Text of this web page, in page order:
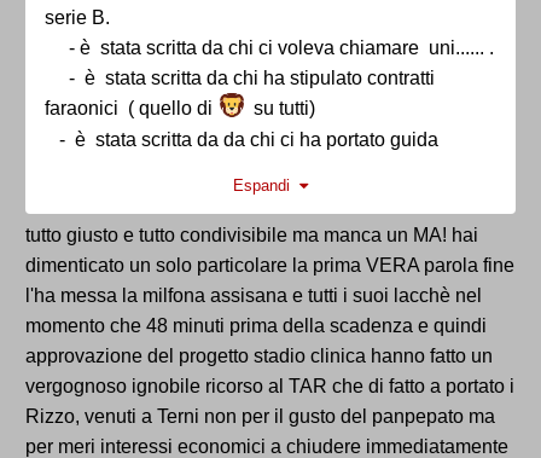
serie B.
- è stata scritta da chi ci voleva chiamare uni...... .
- è stata scritta da chi ha stipulato contratti
faraonici ( quello di
su tutti)
- è stata scritta da da chi ci ha portato guida
Espandi
tutto giusto e tutto condivisibile ma manca un MA! hai
dimenticato un solo particolare la prima VERA parola fine
l'ha messa la milfona assisana e tutti i suoi lacchè nel
momento che 48 minuti prima della scadenza e quindi
approvazione del progetto stadio clinica hanno fatto un
vergognoso ignobile ricorso al TAR che di fatto a portato i
Rizzo, venuti a Terni non per il gusto del panpepato ma
per meri interessi economici a chiudere immediatamente